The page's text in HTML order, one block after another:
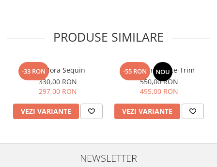
PRODUSE SIMILARE
-33 RONTop Nora Sequin
330,00 RON
297,00 RON
VEZI VARIANTE
-55 RON NOU
Fusta Linen Lace-Trim
550,00 RON
495,00 RON
VEZI VARIANTE
NEWSLETTER